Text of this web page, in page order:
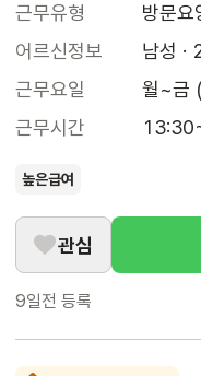
근무유형
방문요
어르신정보
남성 ·
근무요일
월~금
근무시간
높은급여
관심
9일전 등록